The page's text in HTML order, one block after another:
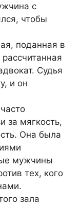
с
чтобы
поданная в
Судья
и он
за мягкость,
Она была
мужчины
тех, кого
зала